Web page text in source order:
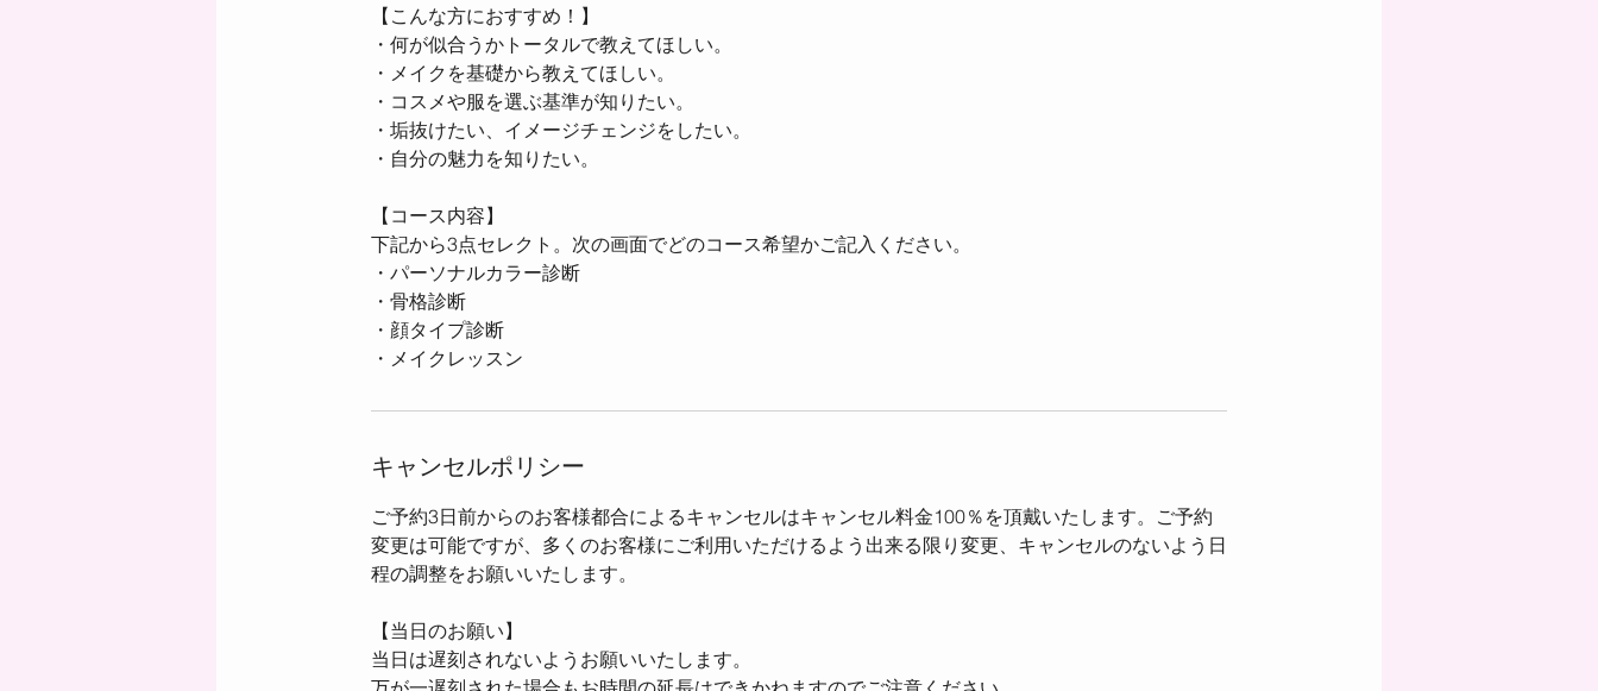
【こんな方におすすめ！】
・何が似合うかトータルで教えてほしい。
・メイクを基礎から教えてほしい。
・コスメや服を選ぶ基準が知りたい。
・垢抜けたい、イメージチェンジをしたい。
・自分の魅力を知りたい。
【コース内容】
下記から3点セレクト。次の画面でどのコース希望かご記入ください。
・パーソナルカラー診断
・骨格診断
・顔タイプ診断
キャンセルポリシー
ご予約3日前からのお客様都合によるキャンセルはキャンセル料金100％を頂戴いたします。ご予約
変更は可能ですが、多くのお客様にご利用いただけるよう出来る限り変更、キャンセルのないよう日
程の調整をお願いいたします。
【当日のお願い】
当日は遅刻されないようお願いいたします。